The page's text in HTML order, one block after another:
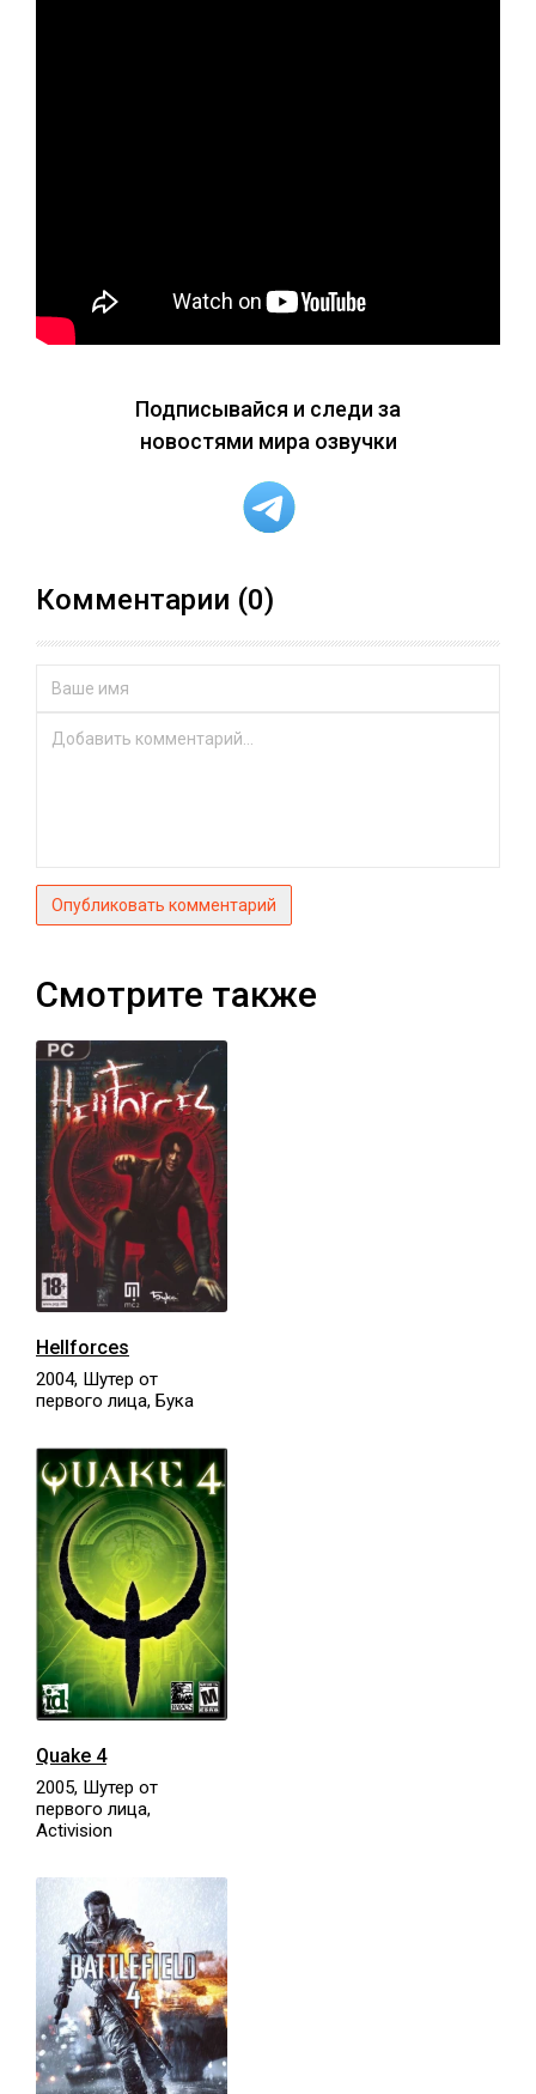
Подписывайся и следи за
новостями мира озвучки
Комментарии (0)
Опубликовать комментарий
Смотрите также
Hellforces
2004, Шутер от
первого лица, Бука
Quake 4
2005, Шутер от
первого лица,
Activision